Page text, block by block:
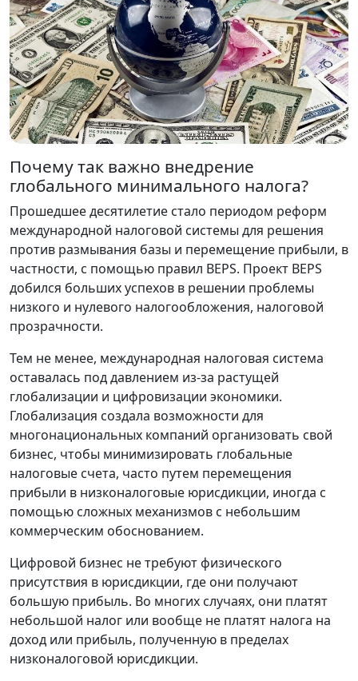
Почему так важно внедрение
глобального минимального налога?
Прошедшее десятилетие стало периодом реформ
международной налоговой системы для решения
против размывания базы и перемещение прибыли, в
частности, с помощью правил BEPS. Проект BEPS
добился больших успехов в решении проблемы
низкого и нулевого налогообложения, налоговой
прозрачности.
Тем не менее, международная налоговая система
оставалась под давлением из-за растущей
глобализации и цифровизации экономики.
Глобализация создала возможности для
многонациональных компаний организовать свой
бизнес, чтобы минимизировать глобальные
налоговые счета, часто путем перемещения
прибыли в низконалоговые юрисдикции, иногда с
помощью сложных механизмов с небольшим
коммерческим обоснованием.
Цифровой бизнес не требуют физического
присутствия в юрисдикции, где они получают
большую прибыль. Во многих случаях, они платят
небольшой налог или вообще не платят налога на
доход или прибыль, полученную в пределах
низконалоговой юрисдикции.